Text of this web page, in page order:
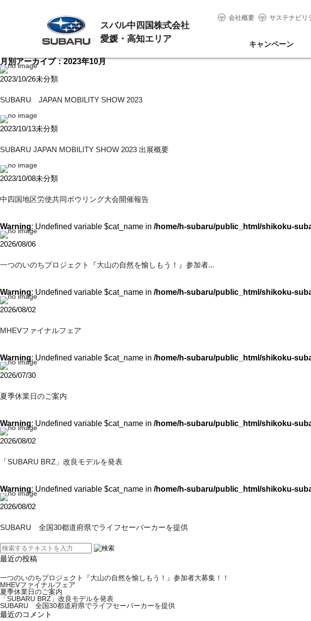
スバル中四国株式会社
愛媛・高知エリア
会社概要 サステナビリ
キャンペーン
月別アーカイブ：2023年10月
2023/10/26未分類
SUBARU JAPAN MOBILITY SHOW 2023
2023/10/13未分類
SUBARU JAPAN MOBILITY SHOW 2023 出展概要
2023/10/08未分類
中四国地区労使共同ボウリング大会開催報告
Warning: Undefined variable $cat_name in /home/h-subaru/public_html/shikoku-
2026/08/06
一つのいのちプロジェクト『大山の自然を愉しもう！』参加者...
Warning: Undefined variable $cat_name in /home/h-subaru/public_html/shikoku-
2026/08/02
MHEVファイナルフェア
Warning: Undefined variable $cat_name in /home/h-subaru/public_html/shikoku-
2026/07/30
夏季休業日のご案内
Warning: Undefined variable $cat_name in /home/h-subaru/public_html/shikoku-
2026/08/02
「SUBARU BRZ」改良モデルを発表
Warning: Undefined variable $cat_name in /home/h-subaru/public_html/shikoku-
2026/08/02
SUBARU 全国30都道府県でライフセーバーカーを提供
最近の投稿
一つのいのちプロジェクト『大山の自然を愉しもう！』参加者大募集！！
MHEVファイナルフェア
夏季休業日のご案内
「SUBARU BRZ」改良モデルを発表
SUBARU 全国30都道府県でライフセーバーカーを提供
最近のコメント